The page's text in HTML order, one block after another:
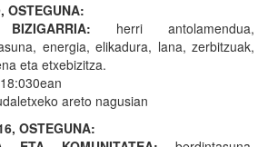
OSTEGUNA:
BIZIGARRIA: herri antolamendua,
energia, elikadura, lana, zerbitzuak,
eta etxebizitza.
areto nagusian
OSTEGUNA: